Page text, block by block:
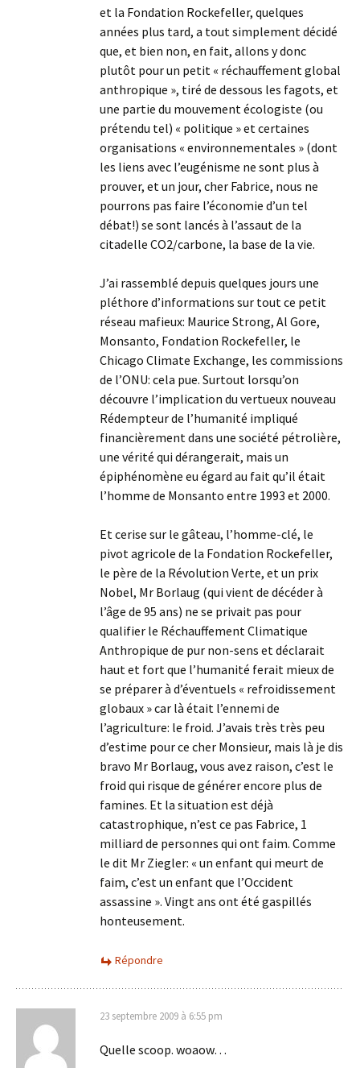
et la Fondation Rockefeller, quelques
années plus tard, a tout simplement décidé
que, et bien non, en fait, allons y donc
plutôt pour un petit « réchauffement global
anthropique », tiré de dessous les fagots, et
une partie du mouvement écologiste (ou
prétendu tel) « politique » et certaines
organisations « environnementales » (dont
les liens avec l’eugénisme ne sont plus à
prouver, et un jour, cher Fabrice, nous ne
pourrons pas faire l’économie d’un tel
débat!) se sont lancés à l’assaut de la
citadelle CO2/carbone, la base de la vie.
J’ai rassemblé depuis quelques jours une
pléthore d’informations sur tout ce petit
réseau mafieux: Maurice Strong, Al Gore,
Monsanto, Fondation Rockefeller, le
Chicago Climate Exchange, les commissions
de l’ONU: cela pue. Surtout lorsqu’on
découvre l’implication du vertueux nouveau
Rédempteur de l’humanité impliqué
financièrement dans une société pétrolière,
une vérité qui dérangerait, mais un
épiphénomène eu égard au fait qu’il était
l’homme de Monsanto entre 1993 et 2000.
Et cerise sur le gâteau, l’homme-clé, le
pivot agricole de la Fondation Rockefeller,
le père de la Révolution Verte, et un prix
Nobel, Mr Borlaug (qui vient de décéder à
l’âge de 95 ans) ne se privait pas pour
qualifier le Réchauffement Climatique
Anthropique de pur non-sens et déclarait
haut et fort que l’humanité ferait mieux de
se préparer à d’éventuels « refroidissement
globaux » car là était l’ennemi de
l’agriculture: le froid. J’avais très très peu
d’estime pour ce cher Monsieur, mais là je dis
bravo Mr Borlaug, vous avez raison, c’est le
froid qui risque de générer encore plus de
famines. Et la situation est déjà
catastrophique, n’est ce pas Fabrice, 1
milliard de personnes qui ont faim. Comme
le dit Mr Ziegler: « un enfant qui meurt de
faim, c’est un enfant que l’Occident
assassine ». Vingt ans ont été gaspillés
honteusement.
Répondre
23 septembre 2009 à 6:55 pm
Quelle scoop. woaow…